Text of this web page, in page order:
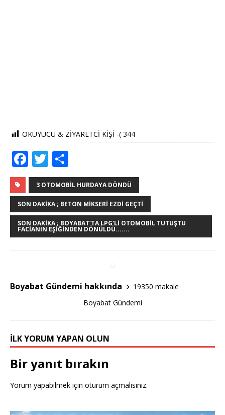
OKUYUCU & ZİYARETCİ KİŞİ -( 344
F
a
c
e
b
o
T
w
it
te
r
h
ar
e
3 OTOMOBIL HURDAYA DÖNDÜ
SON DAKIKA ; BETON MIKSERI EZDI GEÇTI
SON DAKIKA ; BOYABAT’TA LPG'Lİ OTOMOBIL TUTUŞTU
FACIANIN EŞIĞINDEN DÖNÜLDÜ.......
Boyabat Gündemi hakkında
19350 makale
Boyabat Gündemi
İLK YORUM YAPAN OLUN
Bir yanıt bırakın
Yorum yapabilmek için oturum açmalısınız.